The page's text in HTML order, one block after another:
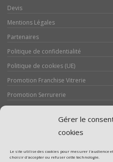
Gérer le
cookies
Le site utilise des cookies pour mesurer l'audience
choisir d'accepter ou refuser cette technologie.
Devis
Mentions Légales
Partenaires
Politique de confidentialité
Politique de cookies (UE)
Promotion Franchise Vitrerie
Promotion Serrurerie